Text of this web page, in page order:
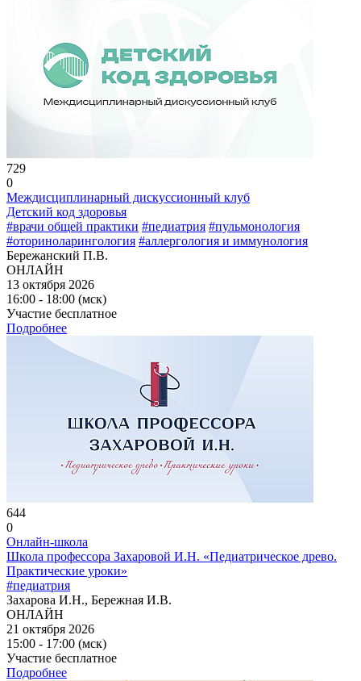
729
0
Междисциплинарный дискуссионный клуб
Детский код здоровья
#врачи общей практики #педиатрия #пульмонология
#оториноларингология #аллергология и иммунология
Бережанский П.В.
ОНЛАЙН
13 октября 2026
16:00 - 18:00 (мск)
Участие бесплатное
Подробнее
644
0
Онлайн-школа
Школа профессора Захаровой И.Н. «Педиатрическое древо.
Практические уроки»
#педиатрия
Захарова И.Н., Бережная И.В.
ОНЛАЙН
21 октября 2026
15:00 - 17:00 (мск)
Участие бесплатное
Подробнее